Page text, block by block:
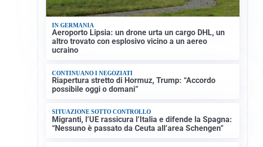
IN GERMANIA
Aeroporto Lipsia: un drone urta un cargo DHL, un
altro trovato con esplosivo vicino a un aereo
ucraino
CONTINUANO I NEGOZIATI
Riapertura stretto di Hormuz, Trump: “Accordo
possibile oggi o domani”
SITUAZIONE SOTTO CONTROLLO
Migranti, l’UE rassicura l’Italia e difende la Spagna:
“Nessuno è passato da Ceuta all’area Schengen”